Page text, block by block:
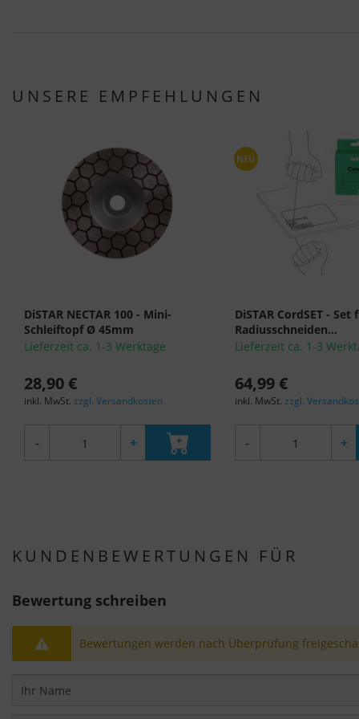
UNSERE EMPFEHLUNGEN
DiSTAR NECTAR 100 - Mini-
Schleiftopf Ø 45mm
Lieferzeit ca. 1-3 Werktage
28,90 €
inkl. MwSt. zzgl. Versandkosten
- +
NEU
DiSTAR CordSET - Set
Radiusschneiden...
Lieferzeit ca. 1-3
64,99 €
inkl. MwSt. zzgl.
- +
KUNDENBEWERTUNGEN FÜR
Bewertung schreiben
Bewertungen werden nach Überprüfung